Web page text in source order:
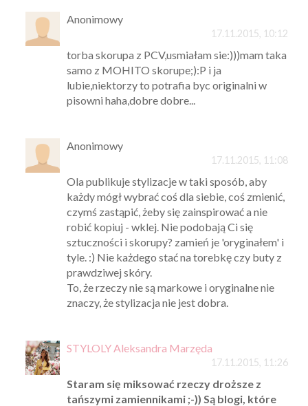
Anonimowy
17.11.2015, 10:12
torba skorupa z PCV,usmiałam sie:)))mam taka
samo z MOHITO skorupe;):P i ja
lubie,niektorzy to potrafia byc originalni w
pisowni haha,dobre dobre...
Anonimowy
17.11.2015, 11:08
Ola publikuje stylizacje w taki sposób, aby
każdy mógł wybrać coś dla siebie, coś zmienić,
czymś zastąpić, żeby się zainspirować a nie
robić kopiuj - wklej. Nie podobają Ci się
sztuczności i skorupy? zamień je 'oryginałem' i
tyle. :) Nie każdego stać na torebkę czy buty z
prawdziwej skóry.
To, że rzeczy nie są markowe i oryginalne nie
znaczy, że stylizacja nie jest dobra.
STYLOLY Aleksandra Marzęda
17.11.2015, 11:26
Staram się miksować rzeczy droższe z
tańszymi zamiennikami ;-)) Są blogi, które